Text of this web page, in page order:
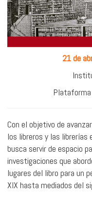
21 de
Plataforma
Con el objetivo de
los libreros y las librerías
busca servir de espacio
investigaciones que
lugares del libro para un
XIX hasta mediados del